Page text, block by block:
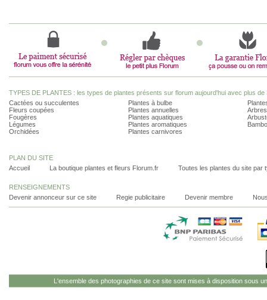
TYPES DE PLANTES : les types de plantes présents sur florum aujourd'hui avec plus de
Cactées ou succulentes
Fleurs coupées
Fougères
Légumes
Orchidées
Plantes à bulbe
Plantes annuelles
Plantes aquatiques
Plantes aromatiques
Plantes carnivores
PLAN DU SITE
Accueil
La boutique plantes et fleurs Florum.fr Toutes les plantes du site par
RENSEIGNEMENTS
Devenir annonceur sur ce site
Regie publicitaire Devenir membre
L'ensemble des photographies de ce site sont mises à disposition sous